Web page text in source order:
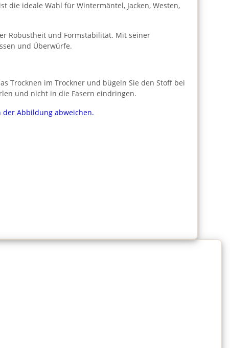
die ideale Wahl für Wintermäntel, Jacken, Westen,
Robustheit und Formstabilität. Mit seiner
und Überwürfe.
Trocknen im Trockner und bügeln Sie den Stoff bei
und nicht in die Fasern eindringen.
Abbildung abweichen.